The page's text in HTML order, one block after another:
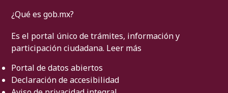
¿Qué es gob.mx?
Es el portal único de trámites, información y
participación ciudadana. Leer más
Portal de datos abiertos
Declaración de accesibilidad